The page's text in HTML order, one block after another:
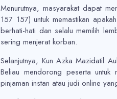
Menurutnya, masyarakat dapat
157 157) untuk memastikan
berhati-hati dan selalu memilih
sering menjerat korban.
Selanjutnya, Kun Azka Mazidatil
Beliau mendorong peserta
pinjaman instan atau judi online